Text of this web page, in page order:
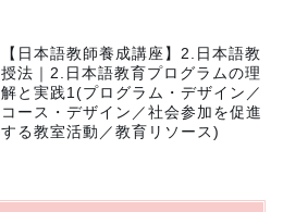
【日本語教師養成講座】2.日本語教
授法｜2.日本語教育プログラムの理
解と実践1(プログラム・デザイン／
コース・デザイン／社会参加を促進
する教室活動／教育リソース)